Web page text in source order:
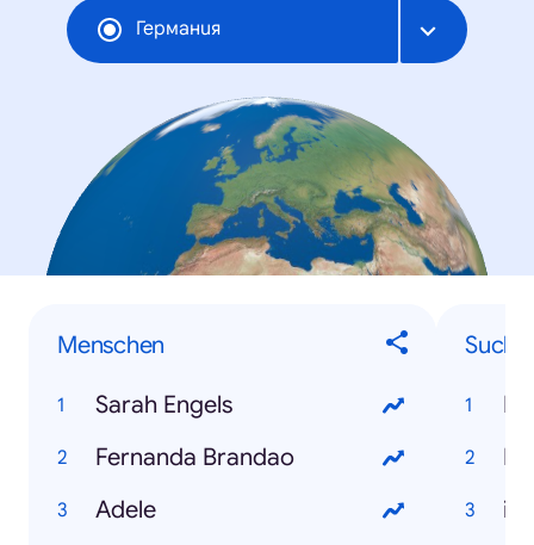
Германия
Menschen
Sarah Engels
Fernanda Brandao
Adele